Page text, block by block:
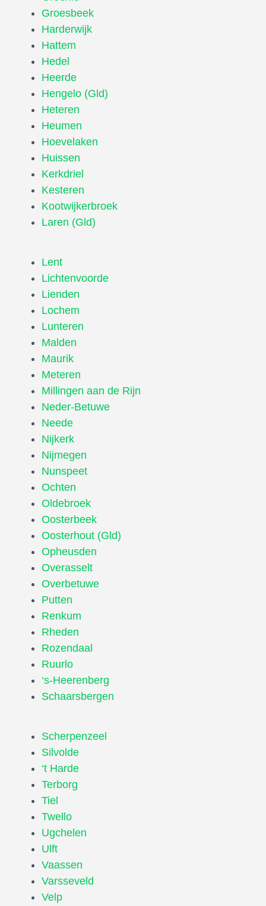
Groesbeek
Harderwijk
Hattem
Hedel
Heerde
Hengelo (Gld)
Heteren
Heumen
Hoevelaken
Huissen
Kerkdriel
Kesteren
Kootwijkerbroek
Laren (Gld)
Lent
Lichtenvoorde
Lienden
Lochem
Lunteren
Malden
Maurik
Meteren
Millingen aan de Rijn
Neder-Betuwe
Neede
Nijkerk
Nijmegen
Nunspeet
Ochten
Oldebroek
Oosterbeek
Oosterhout (Gld)
Opheusden
Overasselt
Overbetuwe
Putten
Renkum
Rheden
Rozendaal
Ruurlo
‘s-Heerenberg
Schaarsbergen
Scherpenzeel
Silvolde
‘t Harde
Terborg
Tiel
Twello
Ugchelen
Ulft
Vaassen
Varsseveld
Velp